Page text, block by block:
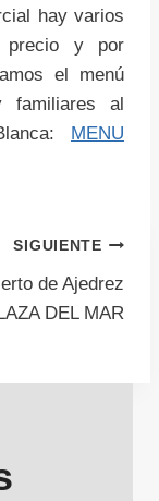
hay varios
precio y por
el menú
familiares al
MENU
SIGUIENTE
de Ajedrez
DEL MAR